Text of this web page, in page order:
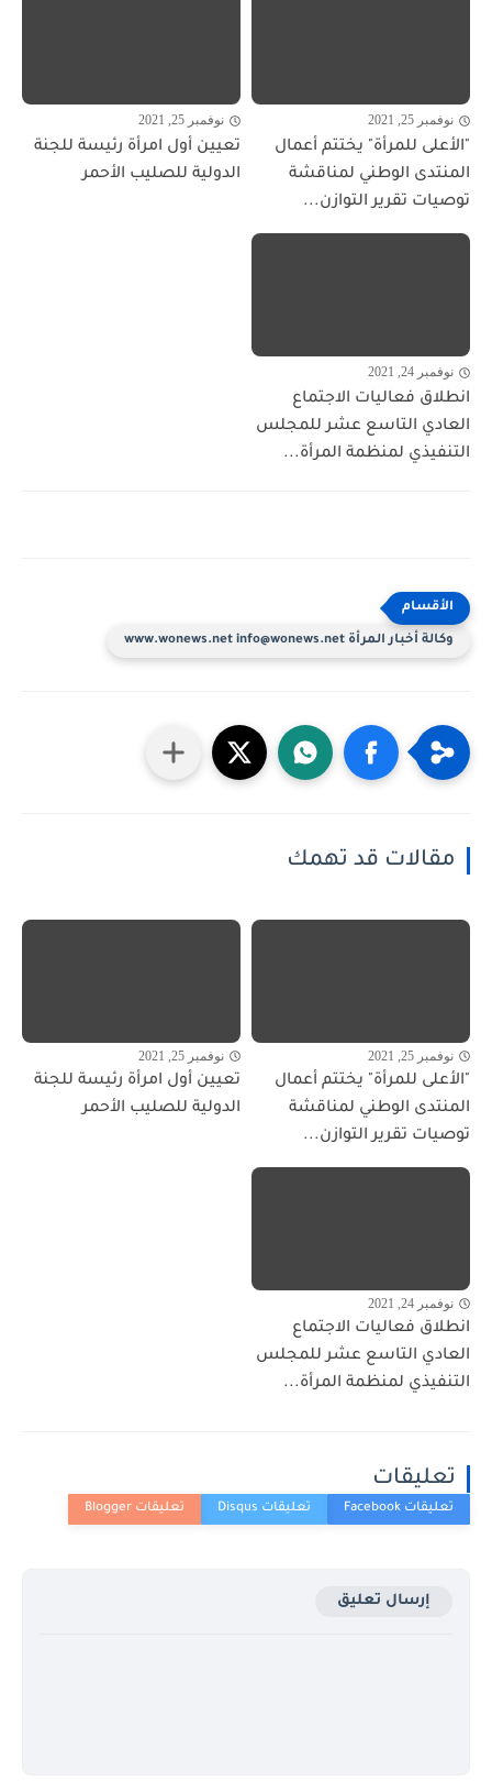
نوفمبر 25, 2021
"الأعلى للمرأة" يختتم أعمال
المنتدى الوطني لمناقشة
توصيات تقرير التوازن...
نوفمبر 25, 2021
تعيين أول امرأة رئيسة للجنة
الدولية للصليب الأحمر
نوفمبر 24, 2021
انطلاق فعاليات الاجتماع
العادي التاسع عشر للمجلس
التنفيذي لمنظمة المرأة...
وكالة أخبار المرأة www.wonews.net info@wonews.net
مقالات قد تهمك
نوفمبر 25, 2021
"الأعلى للمرأة" يختتم أعمال
المنتدى الوطني لمناقشة
توصيات تقرير التوازن...
نوفمبر 25, 2021
تعيين أول امرأة رئيسة للجنة
الدولية للصليب الأحمر
نوفمبر 24, 2021
انطلاق فعاليات الاجتماع
العادي التاسع عشر للمجلس
التنفيذي لمنظمة المرأة...
تعليقات
إرسال تعليق